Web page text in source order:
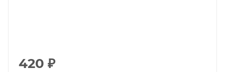
420 ₽